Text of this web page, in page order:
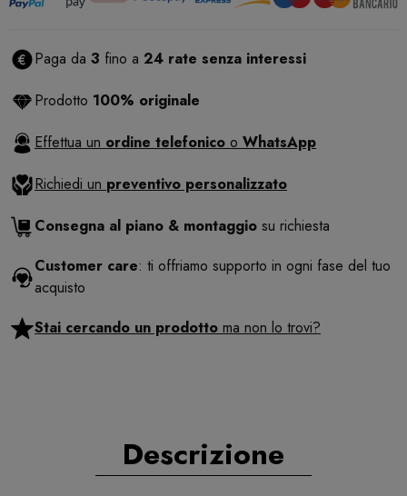
Paga da 3 fino a 24 rate senza interessi
Prodotto 100% originale
Effettua un ordine telefonico o WhatsApp
Richiedi un preventivo personalizzato
Consegna al piano & montaggio su richiesta
Customer care: ti offriamo supporto in ogni fase del tuo
acquisto
Stai cercando un prodotto ma non lo trovi?
Descrizione